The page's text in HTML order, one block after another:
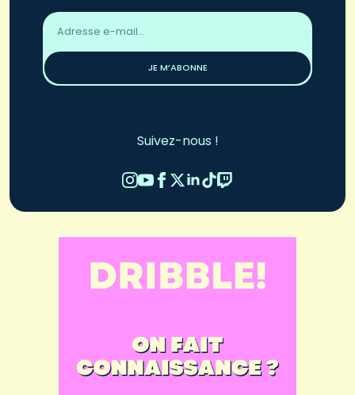
Adresse
email
JE M’ABONNE
Suivez-nous !